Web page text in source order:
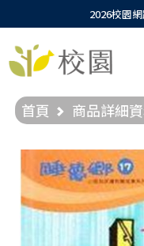
2026校園
首頁 商品詳細